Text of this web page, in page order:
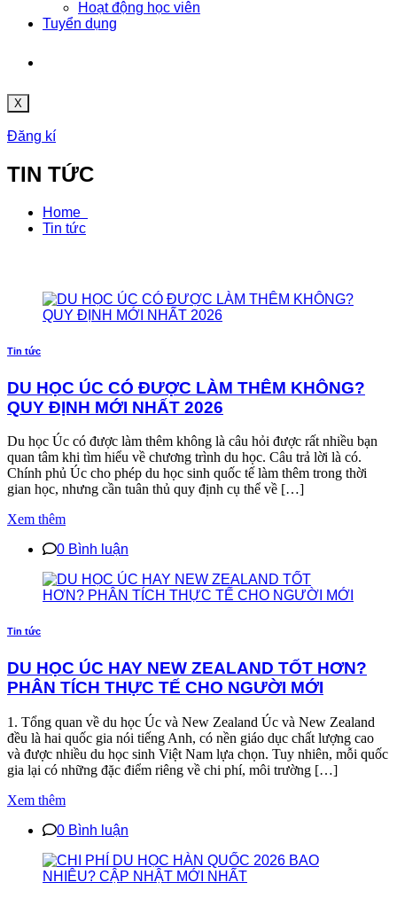
Hoạt động học viên
Tuyển dụng
X
Đăng kí
TIN TỨC
Home
Tin tức
Tin tức
DU HỌC ÚC CÓ ĐƯỢC LÀM THÊM KHÔNG?
QUY ĐỊNH MỚI NHẤT 2026
Du học Úc có được làm thêm không là câu hỏi được rất nhiều bạn
quan tâm khi tìm hiểu về chương trình du học. Câu trả lời là có.
Chính phủ Úc cho phép du học sinh quốc tế làm thêm trong thời
gian học, nhưng cần tuân thủ quy định cụ thể về […]
Xem thêm
0 Bình luận
Tin tức
DU HỌC ÚC HAY NEW ZEALAND TỐT HƠN?
PHÂN TÍCH THỰC TẾ CHO NGƯỜI MỚI
1. Tổng quan về du học Úc và New Zealand Úc và New Zealand
đều là hai quốc gia nói tiếng Anh, có nền giáo dục chất lượng cao
và được nhiều du học sinh Việt Nam lựa chọn. Tuy nhiên, mỗi quốc
gia lại có những đặc điểm riêng về chi phí, môi trường […]
Xem thêm
0 Bình luận